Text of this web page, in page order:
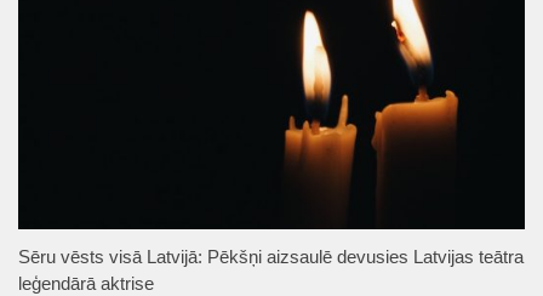
Sēru vēsts visā Latvijā: Pēkšņi aizsaulē devusies Latvijas teātra
leģendārā aktrise